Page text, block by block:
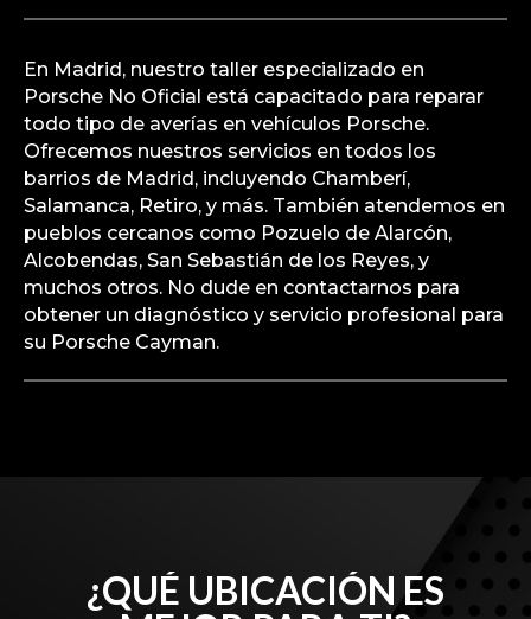
En Madrid, nuestro taller especializado en
Porsche No Oficial está capacitado para reparar
todo tipo de averías en vehículos Porsche.
Ofrecemos nuestros servicios en todos los
barrios de Madrid, incluyendo Chamberí,
Salamanca, Retiro, y más. También atendemos en
pueblos cercanos como Pozuelo de Alarcón,
Alcobendas, San Sebastián de los Reyes, y
muchos otros. No dude en contactarnos para
obtener un diagnóstico y servicio profesional para
su Porsche Cayman.
¿QUÉ UBICACIÓN ES